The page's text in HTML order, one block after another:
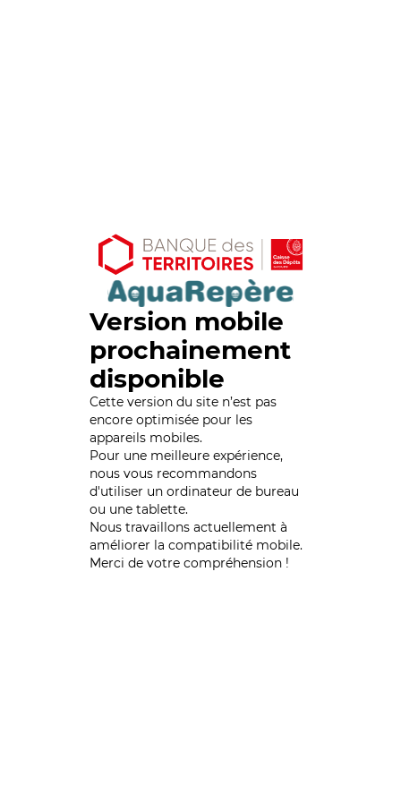
Version mobile
prochainement
disponible
Cette version du site n’est pas
encore optimisée pour les
appareils mobiles.
Pour une meilleure expérience,
nous vous recommandons
d'utiliser un ordinateur de bureau
ou une tablette.
Nous travaillons actuellement à
améliorer la compatibilité mobile.
Merci de votre compréhension !